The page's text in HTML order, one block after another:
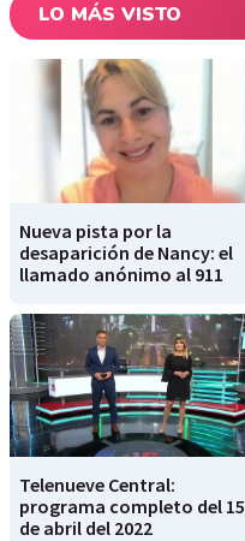
LO MÁS VISTO
Nueva pista por la
desaparición de Nancy: el
llamado anónimo al 911
Telenueve Central:
programa completo del 15
de abril del 2022